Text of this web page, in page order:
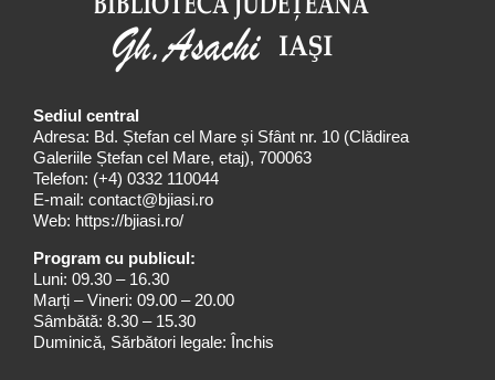
Sediul central
Adresa: Bd. Ștefan cel Mare și Sfânt nr. 10 (Clădirea
Galeriile Ștefan cel Mare, etaj), 700063
Telefon: (+4) 0332 110044
E-mail: contact@bjiasi.ro
Web: https://bjiasi.ro/
Program cu publicul:
Luni: 09.30 – 16.30
Marți – Vineri: 09.00 – 20.00
Sâmbătă: 8.30 – 15.30
Duminică, Sărbători legale: Închis